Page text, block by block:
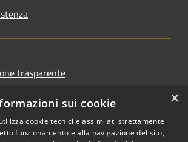
trasparente
accessibilità
×
sui cookie
cookie tecnici e assimilati strettamente
funzionamento e alla navigazione del sito,